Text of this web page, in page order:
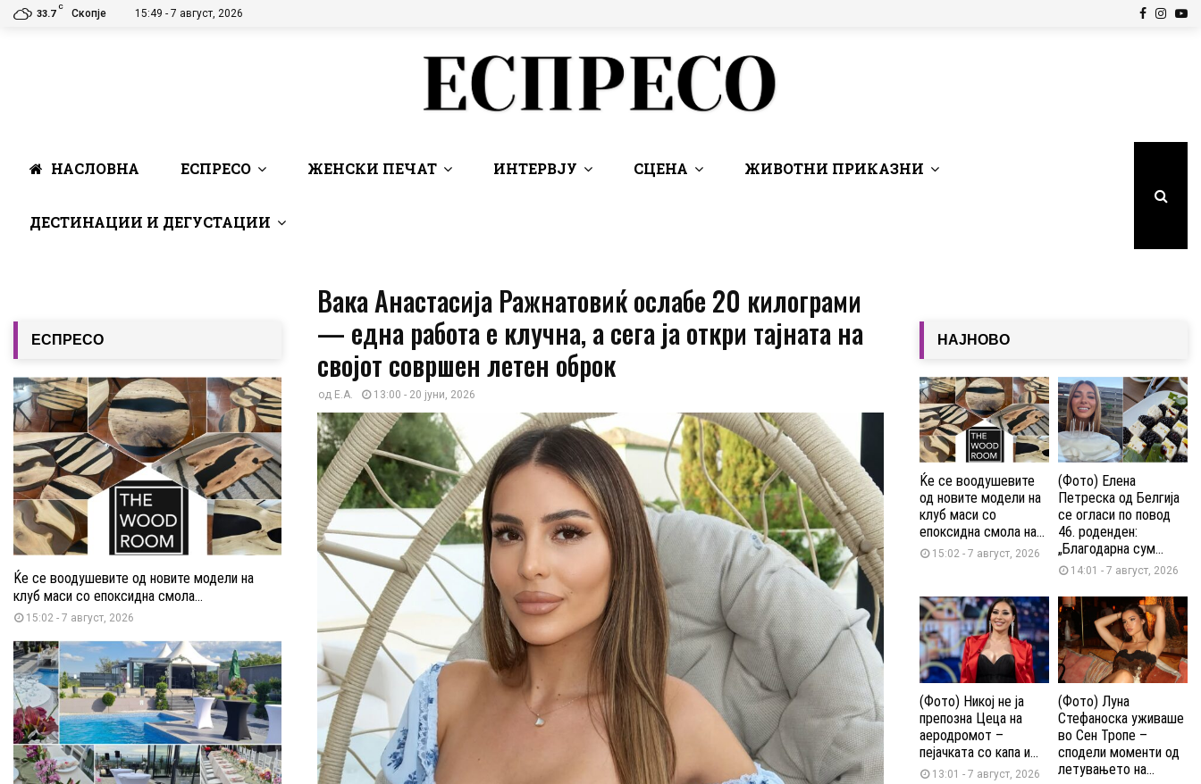
33.7
C
Скопје 15:49 - 7 август, 2026 Facebook
НАСЛОВНА ЕСПРЕСО ЖЕНСКИ ПЕЧАТ ИНТЕРВЈУ СЦЕНА ЖИВОТНИ ПРИКАЗНИ
ДЕСТИНАЦИИ И ДЕГУСТАЦИИ
Вака Анастасија Ражнатовиќ ослабе 20 килограми
— една работа е клучна, а сега ја откри тајната на
својот совршен летен оброк
од E.A. 13:00 - 20 јуни, 2026
ЕСПРЕСО
Ќе се воодушевите од новите модели на
клуб маси со епоксидна смола...
15:02 - 7 август, 2026
НАЈНОВО
Ќе се воодушевите
од новите модели на
клуб маси со
епоксидна смола на...
15:02 - 7 август, 2026
(Фото) Елена
Петреска од Белгија
се огласи по повод
46. роденден:
„Благодарна сум...
14:01 - 7 август, 2026
(Фото) Никој не ја
препозна Цеца на
аеродромот –
пејачката со капа и...
13:01 - 7 август, 2026
(Фото) Луна
Стефаноска уживаше
во Сен Тропе –
сподели моменти од
летувањето на...